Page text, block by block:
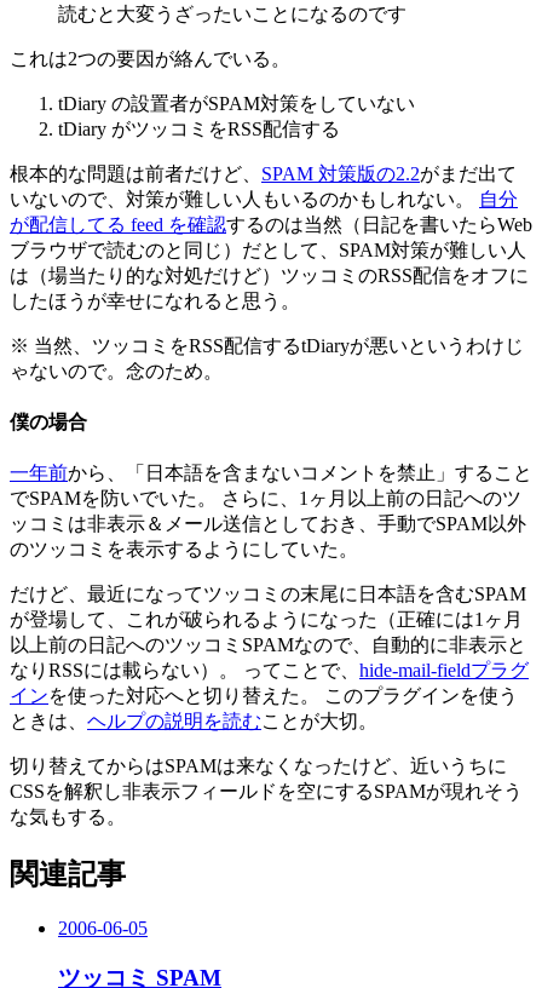
読むと大変うざったいことになるのです
これは2つの要因が絡んでいる。
tDiary の設置者がSPAM対策をしていない
tDiary がツッコミをRSS配信する
根本的な問題は前者だけど、 SPAM 対策版の2.2がまだ出て
いないので、対策が難しい人もいるのかもしれない。
自分
が配信してる feed を確認するのは当然（日記を書いたらWeb
ブラウザで読むのと同じ）だとして、SPAM対策が難しい人
は（場当たり的な対処だけど）ツッコミのRSS配信をオフに
したほうが幸せになれると思う。
※ 当然、ツッコミをRSS配信するtDiaryが悪いというわけじ
ゃないので。念のため。
僕の場合
一年前から、「日本語を含まないコメントを禁止」すること
でSPAMを防いでいた。 さらに、1ヶ月以上前の日記へのツ
ッコミは非表示＆メール送信としておき、手動でSPAM以外
のツッコミを表示するようにしていた。
だけど、最近になってツッコミの末尾に日本語を含むSPAM
が登場して、これが破られるようになった（正確には1ヶ月
以上前の日記へのツッコミSPAMなので、自動的に非表示と
なりRSSには載らない）。 ってことで、 hide-mail-fieldプラグ
インを使った対応へと切り替えた。 このプラグインを使う
ときは、 ヘルプの説明を読むことが大切。
切り替えてからはSPAMは来なくなったけど、近いうちに
CSSを解釈し非表示フィールドを空にするSPAMが現れそう
な気もする。
関連記事
2006-06-05
ツッコミ SPAM